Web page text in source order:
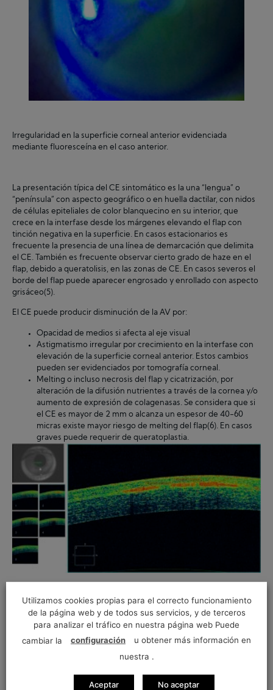
Irregularidad en la superficie corneal anterior evidenciada
mediante fluoresceína en el caso anterior.
La presentación típica del CE sintomático es la una “lengua” o
“península” con aspecto geográfico o en huella dactilar, con nidos
de células epiteliales de color blanquecino en su interior, que
crece en la interfase desde los márgenes elevando el flap con
tinción negativa en la superficie. En casos estacionarios es
frecuente la presencia de una línea de demarcación que delimita
el CE. También es frecuente observar cierto grado de haze en el
flap, debido a queratolisis, en las zonas de CE. En casos severos el
borde del flap puede aparecer engrosado y enrollado con aspecto
grisáceo(5).
El CE puede producir disminución de la AV por:
Opacidad de medios si afecta al eje visual
Astigmatismo irregular por crecimiento en la interfase con
elevación de la superficie corneal anterior. Estos cambios
pueden ser evidenciados por tomografía corneal.
Melting o incluso necrosis del flap y cicatrización, por
alteración de la difusión nutrientes a través de la cornea y/o
aumento de expresión de colagenasas. Se considera que si
el CE es mayor de 2 mm o alcanza un espesor de 40-60
micras existe mayor riesgo de melting del flap(6). En casos
graves puede requerir de queratoplastia.
Imagen de OCT de segmento anterior del caso presentado
anteriormente.
Utilizamos cookies propias para el correcto funcionamiento
de la página web y de todos sus servicios, y de terceros
para analizar el tráfico en nuestra página web Puede
cambiar la
configuración
u obtener más información en
nuestra .
Aceptar No aceptar